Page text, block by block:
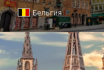
Бельгия